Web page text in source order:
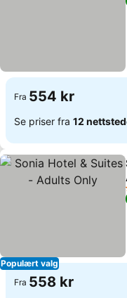
Fra 554 kr
Se priser fra 12
Populært valg
Fra 558 kr